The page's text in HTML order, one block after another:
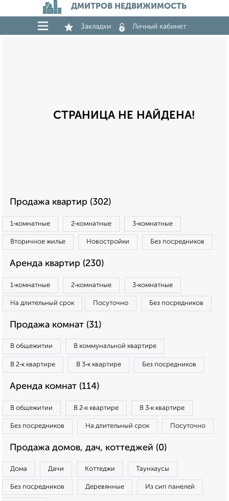
ДМИТРОВ НЕДВИЖИМОСТЬ
Закладки Личный кабинет
СТРАНИЦА НЕ НАЙДЕНА!
Продажа квартир (302)
1‑комнатные 2‑комнатные 3‑комнатные
Вторичное жилье Новостройки Без посредников
Аренда квартир (230)
1‑комнатные 2‑комнатные 3‑комнатные
На длительный срок Посуточно Без посредников
Продажа комнат (31)
В общежитии В коммунальной квартире
В 2‑к квартире В 3‑к квартире Без посредников
Аренда комнат (114)
В общежитии В 2‑к квартире В 3‑к квартире
Без посредников На длительный срок Посуточно
Продажа домов, дач, коттеджей (0)
Дома Дачи Коттеджи Таунхаусы
Без посредников Деревянные Из сип панелей